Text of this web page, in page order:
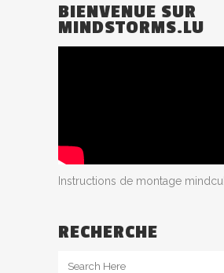
BIENVENUE SUR
MINDSTORMS.LU
Instructions de montage
RECHERCHE